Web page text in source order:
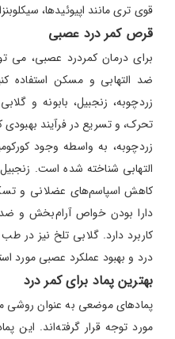
قوی تری مانند اپیوئیدها،
قرص کمر درد عصبی
برای درمان کمردرد عصبی، می
ضد التهابی و مسکن استفاده
زردچوبه، زنجبیل، بابونه و
تحرک، و تسریع در فرآیند
زردچوبه، به واسطه وجود
التهابی شناخته شده است.
کاهش اسپاسم‌های عضلانی و
دارا بودن خواص آرام‌بخش و
کاربرد دارد. گلابی تلخ نیز در
درد و بهبود عملکرد عصبی مورد
بهترین پماد برای کمر درد
پمادهای موضعی به عنوان روشی
مورد توجه قرار گرفته‌اند. این